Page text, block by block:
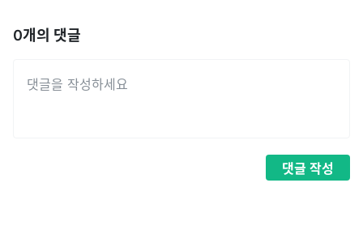
0개의 댓글
댓글 작성